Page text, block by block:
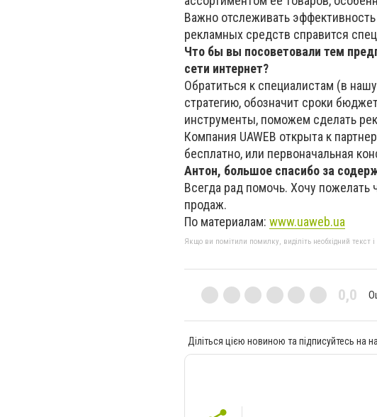
Важно отслеживать
рекламных средств справится
Что бы вы посоветовали тем
сети интернет?
Обратиться к специалистам (в
стратегию, обозначит сроки
инструменты, поможем сделать
Компания UAWEB открыта к
бесплатно, или первоначальная
Антон, большое спасибо за
Всегда рад помочь. Хочу
продаж.
По материалам: www.uaweb.ua
Якщо ви помітили помилку, виділіть необхідний текст
0,0
Діліться цією новиною та підписуйтесь на